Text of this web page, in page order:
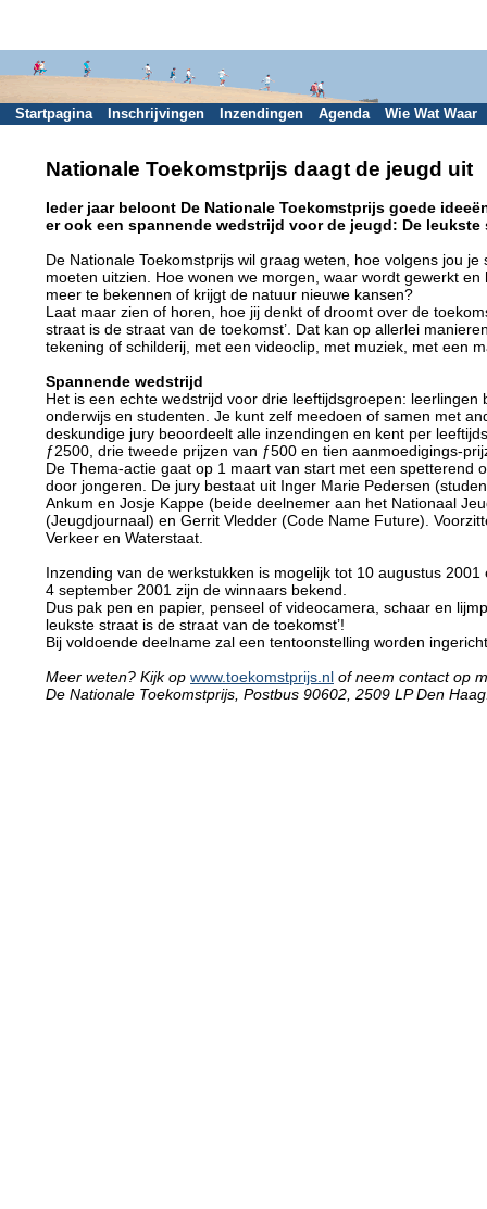
Nationale Toekomstprijs daagt de jeugd uit
Ieder jaar beloont De Nationale Toekomstprijs goede
er ook een spannende wedstrijd voor de jeugd: De
De Nationale Toekomstprijs wil graag weten, hoe volgens jou
moeten uitzien. Hoe wonen we morgen, waar wordt gewerkt
meer te bekennen of krijgt de natuur nieuwe kansen?
Laat maar zien of horen, hoe jij denkt of droomt over de
straat is de straat van de toekomst’. Dat kan op allerlei
tekening of schilderij, met een videoclip, met muziek, met een
Spannende wedstrijd
Het is een echte wedstrijd voor drie leeftijdsgroepen: leerlingen
onderwijs en studenten. Je kunt zelf meedoen of samen met
deskundige jury beoordeelt alle inzendingen en kent per
ƒ2500, drie tweede prijzen van ƒ500 en tien aanmoedigings-
De Thema-actie gaat op 1 maart van start met een spetterend
door jongeren. De jury bestaat uit Inger Marie Pedersen
Ankum en Josje Kappe (beide deelnemer aan het Nationaal
(Jeugdjournaal) en Gerrit Vledder (Code Name Future).
Verkeer en Waterstaat.
Inzending van de werkstukken is mogelijk tot 10 augustus
4 september 2001 zijn de winnaars bekend.
Dus pak pen en papier, penseel of videocamera, schaar en
leukste straat is de straat van de toekomst’!
Bij voldoende deelname zal een tentoonstelling worden
Meer weten? Kijk op www.toekomstprijs.nl of neem contact op
De Nationale Toekomstprijs, Postbus 90602, 2509 LP Den
Startpagina Inschrijvingen Inzendingen Agenda Wie Wat Waar